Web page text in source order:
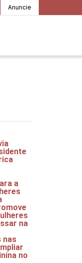
Anuncie